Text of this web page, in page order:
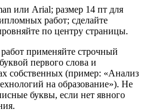
или Arial; размер 14 пт для
работ; сделайте
по центру страницы.
применяйте строчный
первого слова и
собственных (пример: «Анализ
на образование»). Не
буквы, если нет явного